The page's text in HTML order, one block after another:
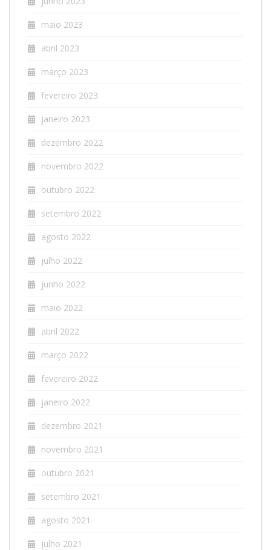
maio 2023
abril 2023
março 2023
fevereiro 2023
janeiro 2023
dezembro 2022
novembro 2022
outubro 2022
setembro 2022
agosto 2022
julho 2022
junho 2022
maio 2022
abril 2022
março 2022
fevereiro 2022
janeiro 2022
dezembro 2021
novembro 2021
outubro 2021
setembro 2021
agosto 2021
julho 2021